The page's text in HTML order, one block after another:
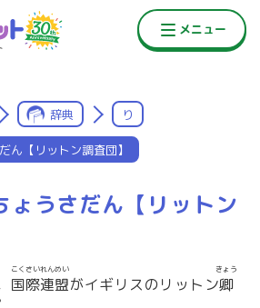
辞典 り
ん【リットン調査団】
ょうさだん【リットン
国際連盟
こくさいれんめい
がイギリスのリットン卿
きょう